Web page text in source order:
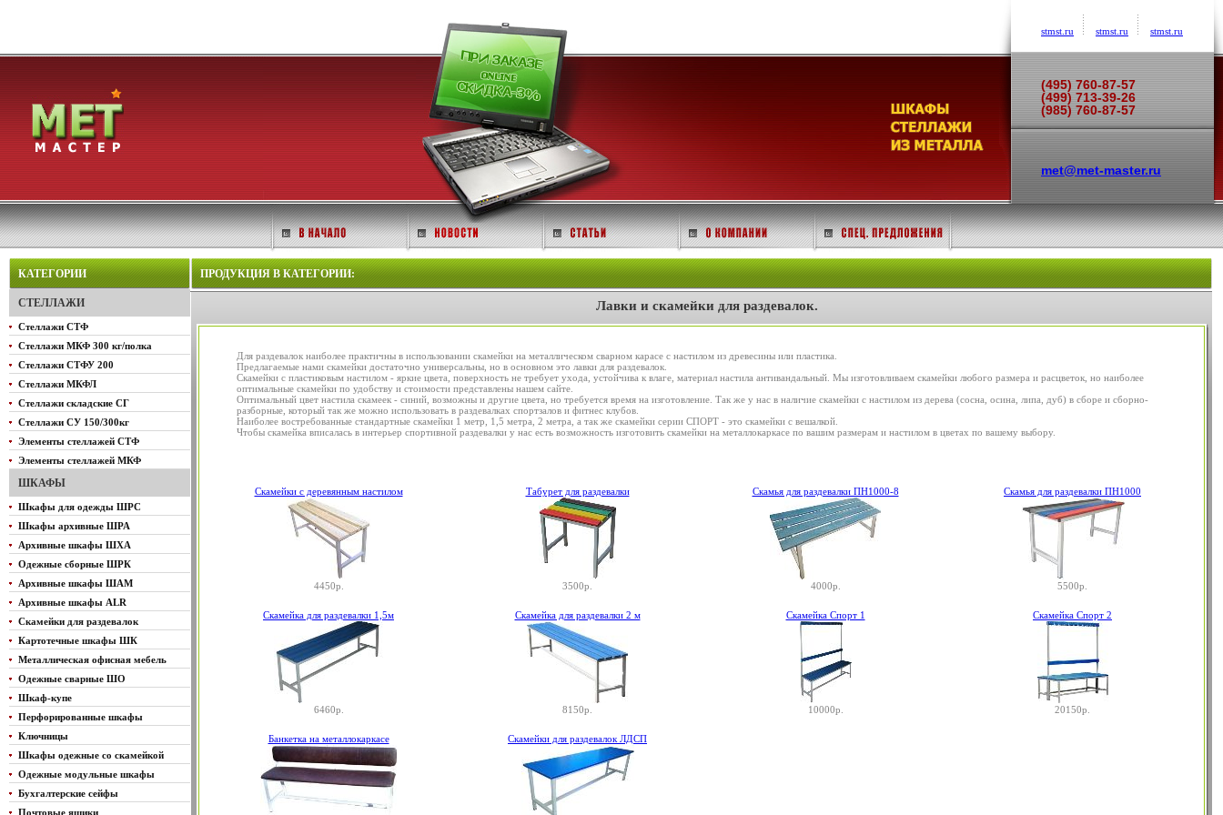
stmst.ru stmst.ru stmst.ru
(495) 760-87-57
(499) 713-39-26
(985) 760-87-57
met@met-master.ru
КАТЕГОРИИ
СТЕЛЛАЖИ
Стеллажи СТФ
Стеллажи МКФ 300 кг/полка
Стеллажи СТФУ 200
Стеллажи МКФЛ
Стеллажи складские СГ
Стеллажи СУ 150/300кг
Элементы стеллажей СТФ
Элементы стеллажей МКФ
ШКАФЫ
Шкафы для одежды ШРС
Шкафы архивные ШРА
Архивные шкафы ШХА
Одежные сборные ШРК
Архивные шкафы ШАМ
Архивные шкафы ALR
Скамейки для раздевалок
Картотечные шкафы ШК
Металлическая офисная мебель
Одежные сварные ШО
Шкаф-купе
Перфорированные шкафы
Ключницы
Шкафы одежные со скамейкой
Одежные модульные шкафы
Бухгалтерские сейфы
Почтовые ящики
ПРОДУКЦИЯ В КАТЕГОРИИ:
Лавки и скамейки для раздевалок.
Для раздевалок наиболее практичны в использовании скамейки на металлическом сварном карасе с настилом из древесины или пластика.
Предлагаемые нами скамейки достаточно универсальны, но в основном это лавки для раздевалок.
Скамейки с пластиковым настилом - яркие цвета, поверхность не требует ухода, устойчива к влаге, материал настила антивандальный. Мы изготовливаем скамейки любого размера и расцветок, но наиболее
оптимальные скамейки по удобству и стоимости представлены нашем сайте.
Оптимальный цвет настила скамеек - синий, возможны и другие цвета, но требуется время на изготовление. Так же у нас в наличие скамейки с настилом из дерева (сосна, осина, липа, дуб) в сборе и сборно-
разборные, который так же можно использовать в раздевалках спортзалов и фитнес клубов.
Наиболее востребованные стандартные скамейки 1 метр, 1,5 метра, 2 метра, а так же скамейки серии СПОРТ - это скамейки с вешалкой.
Чтобы скамейка вписалась в интерьер спортивной раздевалки у нас есть возможность изготовить скамейки на металлокаркасе по вашим размерам и настилом в цветах по вашему выбору.
Скамейки с деревянным настилом
4450р.
Табурет для раздевалки
3500р.
Скамья для раздевалки ПН1000-8
4000р.
Скамья для раздевалки ПН1000
5500р.
Скамейка для раздевалки 1,5м
6460р.
Скамейка для раздевалки 2 м
8150р.
Скамейка Спорт 1
10000р.
Скамейка Спорт 2
20150р.
Банкетка на металлокаркасе Скамейки для раздевалок ЛДСП